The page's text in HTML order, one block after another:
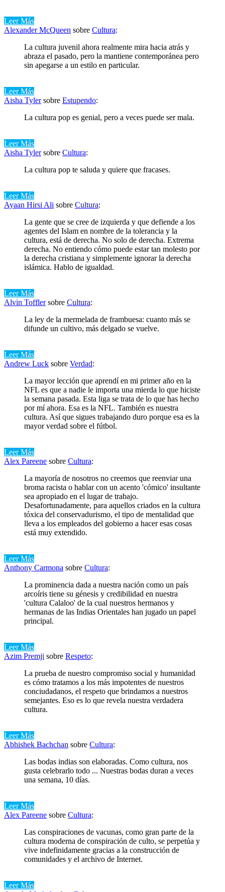
Leer Más
Alexander McQueen sobre Cultura:
La cultura juvenil ahora realmente mira hacia atrás y
abraza el pasado, pero la mantiene contemporánea pero
sin apegarse a un estilo en particular.
Leer Más
Aisha Tylersobre Estupendo:
La cultura pop es genial, pero a veces puede ser mala.
Leer Más
Aisha Tylersobre Cultura:
La cultura pop te saluda y quiere que fracases.
Leer Más
Ayaan Hirsi Ali sobre Cultura:
La gente que se cree de izquierda y que defiende a los
agentes del Islam en nombre de la tolerancia y la
cultura, está de derecha. No solo de derecha. Extrema
derecha. No entiendo cómo puede estar tan molesto por
la derecha cristiana y simplemente ignorar la derecha
islámica. Hablo de igualdad.
Leer Más
Alvin Tofflersobre Cultura:
La ley de la mermelada de frambuesa: cuanto más se
difunde un cultivo, más delgado se vuelve.
Leer Más
Andrew Luck sobre Verdad:
La mayor lección que aprendí en mi primer año en la
NFL es que a nadie le importa una mierda lo que hiciste
la semana pasada. Esta liga se trata de lo que has hecho
por mí ahora. Esa es la NFL. También es nuestra
cultura. Así que sigues trabajando duro porque esa es la
mayor verdad sobre el fútbol.
Leer Más
Alex Pareene sobre Cultura:
La mayoría de nosotros no creemos que reenviar una
broma racista o hablar con un acento 'cómico' insultante
sea apropiado en el lugar de trabajo.
Desafortunadamente, para aquellos criados en la cultura
tóxica del conservadurismo, el tipo de mentalidad que
lleva a los empleados del gobierno a hacer esas cosas
está muy extendido.
Leer Más
Anthony Carmona sobre Cultura:
La prominencia dada a nuestra nación como un país
arcoíris tiene su génesis y credibilidad en nuestra
'cultura Calaloo' de la cual nuestros hermanos y
hermanas de las Indias Orientales han jugado un papel
principal.
Leer Más
Azim Premji sobre Respeto:
La prueba de nuestro compromiso social y humanidad
es cómo tratamos a los más impotentes de nuestros
conciudadanos, el respeto que brindamos a nuestros
semejantes. Eso es lo que revela nuestra verdadera
cultura.
Leer Más
Abhishek Bachchan sobre Cultura:
Las bodas indias son elaboradas. Como cultura, nos
gusta celebrarlo todo ... Nuestras bodas duran a veces
una semana, 10 días.
Leer Más
Alex Pareene sobre Cultura:
Las conspiraciones de vacunas, como gran parte de la
cultura moderna de conspiración de culto, se perpetúa y
vive indefinidamente gracias a la construcción de
comunidades y el archivo de Internet.
Leer Más